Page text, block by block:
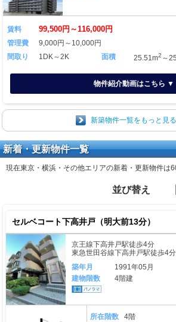
賃料 99,500円～116,000円
管理費
9,000円～10,000円
間取り
1DK～2K 面積 25.51m2 ～
物件紹介動画はこちら ▼
新築物件一覧をもっと見る
新着・更新物件一覧
現在東京・横浜・その他エリアの新着・更新物件は
並び替え
セルベコート下高井戸（明大前13分）
京王線下高井戸駅徒歩4分
東急世田谷線下高井戸駅徒歩4分
築年月
1991年05月
建物階数
4階建
所在階数 4階